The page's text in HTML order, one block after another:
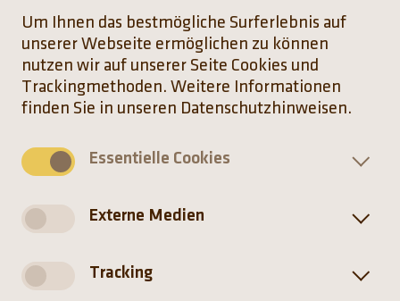
Startseite
Tiere
(Link öffnet einen neuen Tab)
(Link öffnet einen neuen
(Link öffnet einen
(Link öffnet
Um Ihnen das bestmögliche Surferlebnis auf
unserer Webseite ermöglichen zu können
nutzen wir auf unserer Seite Cookies und
Trackingmethoden. Weitere Informationen
finden Sie in unseren Datenschutzhinweisen.
Essentielle Cookies
Externe Medien
Tracking